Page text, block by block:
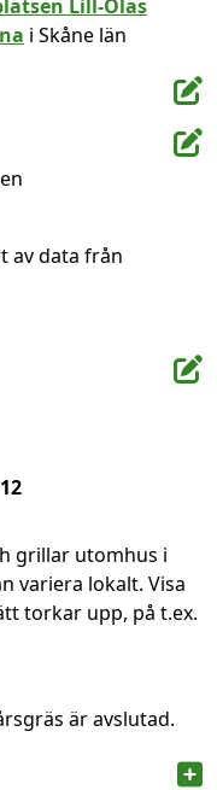
i Skåne län
av data från
grillar utomhus i
variera lokalt. Visa
torkar upp, på t.ex.
är avslutad.